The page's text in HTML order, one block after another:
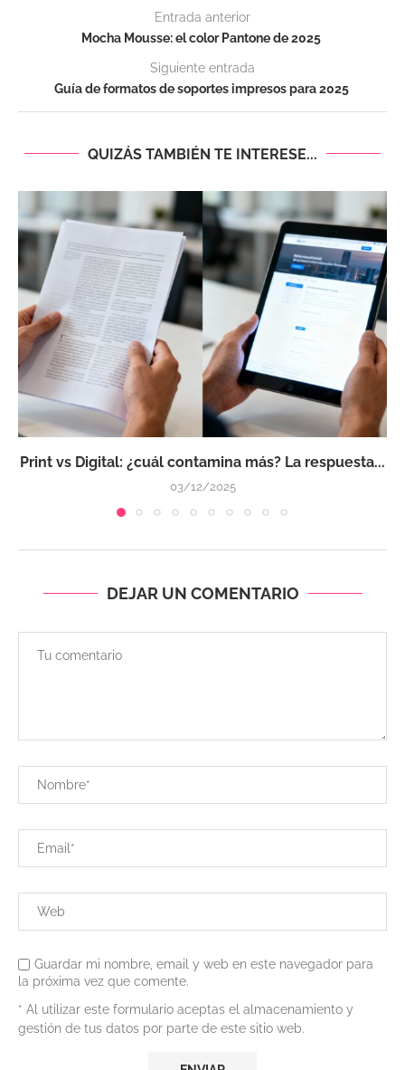
Entrada anterior
Mocha Mousse: el color Pantone de 2025
Siguiente entrada
Guía de formatos de soportes impresos para 2025
QUIZÁS TAMBIÉN TE INTERESE...
Print vs Digital: ¿cuál contamina más? La respuesta...
03/12/2025
DEJAR UN COMENTARIO
Guardar mi nombre, email y web en este navegador para
la próxima vez que comente.
* Al utilizar este formulario aceptas el almacenamiento y
gestión de tus datos por parte de este sitio web.